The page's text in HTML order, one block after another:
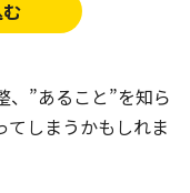
、”あること”を知ら
てしまうかもしれま